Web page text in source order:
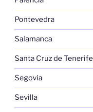
Pontevedra
Salamanca
Santa Cruz de Tenerife
Segovia
Sevilla